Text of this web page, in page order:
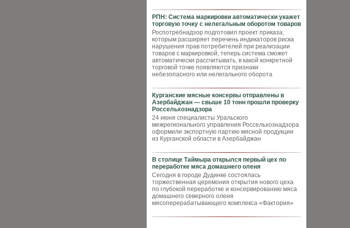
РПН: Система маркировки автоматически укажет
торговую точку с нелегальным оборотом товаров
Роспотребнадзор подготовил проект приказа,
которым расширяет перечень индикаторов риска
нарушения прав потребителей при реализации
товаров с маркировкой, теперь система сможет
автоматически рассчитывать, в какой конкретной
торговой точке появляются признаки
небезопасного или нелегального оборота
Курганские мясные консервы отправлены в
Азербайджан — свыше 10 тонн прошли проверку
Россельхознадзора
24 июня специалисты Уральского
межрегионального управления Россельхознадзора
оформили экспортную партию мясной продукции
из Курганской области в Азербайджан
В столице Таймыра открылся первый цех по
переработке мяса домашнего оленя
Сегодня в городе Дудинке состоялась
торжественная церемония открытия нового цеха
по глубокой переработке и консервированию мяса
домашнего северного оленя
мясоперерабатывающего комплекса «Фактория»